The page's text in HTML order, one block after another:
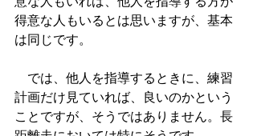
得意な人もいるとは思いますが、基本
は同じです。
では、他人を指導するときに、練習
計画だけ見ていれば、良いのかという
ことですが、そうではありません。長